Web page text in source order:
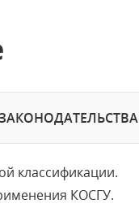
классификации.
КОСГУ.